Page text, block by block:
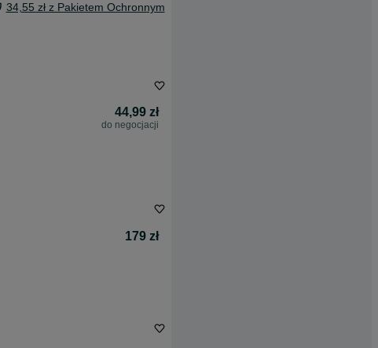
34,55 zł z Pakietem Ochronnym
44,99 zł
do negocjacji
179 zł